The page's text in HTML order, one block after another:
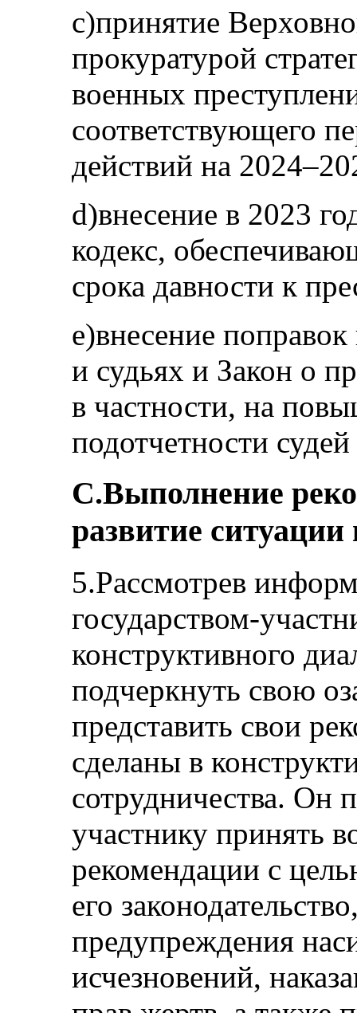
c)принятие
прокуратурой
военных
соответствующего
действий на
d)внесение в 2023
кодекс,
срока давности к
e)внесение
и судьях и Закон о
в частности, на
подотчетности
C.Выполнение
развитие ситуации
5.Рассмотрев
государством-
конструктивного
подчеркнуть свою
представить свои
сделаны в
сотрудничества. Он
участнику принять
рекомендации с
его
предупреждения
исчезновений,